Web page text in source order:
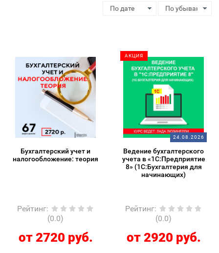
Бухгалтерский учет и
налогообложение: теория
Рейтинг:
(0.0)
от 2720 руб.
АКЦИЯ
24.08.2026
Ведение бухгалтерского
учета в «1С:Предприятие
8» (1С:Бухгалтерия для
начинающих)
Рейтинг:
(0.0)
от 2920 руб.